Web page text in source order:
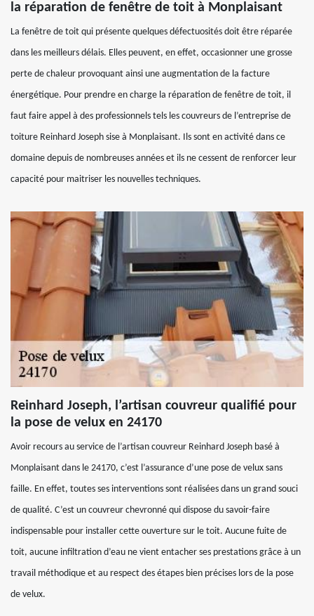
la réparation de fenêtre de toit à Monplaisant
La fenêtre de toit qui présente quelques défectuosités doit être réparée
dans les meilleurs délais. Elles peuvent, en effet, occasionner une grosse
perte de chaleur provoquant ainsi une augmentation de la facture
énergétique. Pour prendre en charge la réparation de fenêtre de toit, il
faut faire appel à des professionnels tels les couvreurs de l’entreprise de
toiture Reinhard Joseph sise à Monplaisant. Ils sont en activité dans ce
domaine depuis de nombreuses années et ils ne cessent de renforcer leur
capacité pour maitriser les nouvelles techniques.
Reinhard Joseph, l’artisan couvreur qualifié pour
la pose de velux en 24170
Avoir recours au service de l’artisan couvreur Reinhard Joseph basé à
Monplaisant dans le 24170, c’est l’assurance d’une pose de velux sans
faille. En effet, toutes ses interventions sont réalisées dans un grand souci
de qualité. C’est un couvreur chevronné qui dispose du savoir-faire
indispensable pour installer cette ouverture sur le toit. Aucune fuite de
toit, aucune infiltration d’eau ne vient entacher ses prestations grâce à un
travail méthodique et au respect des étapes bien précises lors de la pose
de velux.